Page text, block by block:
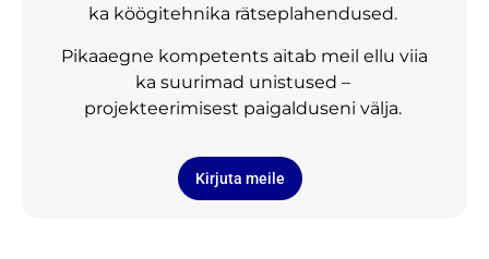
ka köögitehnika rätseplahendused.
Pikaaegne kompetents aitab meil ellu viia
ka suurimad unistused –
projekteerimisest paigalduseni välja.
Kirjuta meile